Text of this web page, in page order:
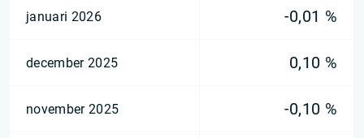
januari 2026 -0,01 %
december 2025 0,10 %
november 2025 -0,10 %